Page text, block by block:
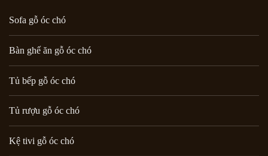
Sofa gỗ óc chó
Bàn ghế ăn gỗ óc chó
Tủ bếp gỗ óc chó
Tủ rượu gỗ óc chó
Kệ tivi gỗ óc chó